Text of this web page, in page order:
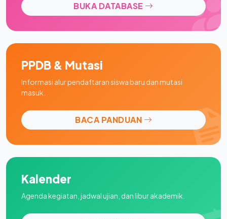
BUKA DATABASE
PPDB & Mutasi
Informasi alur pendaftaran siswa baru dan mutasi
masuk.
BACA PANDUAN
Kalender
Agenda kegiatan, jadwal ujian, dan libur akademik.